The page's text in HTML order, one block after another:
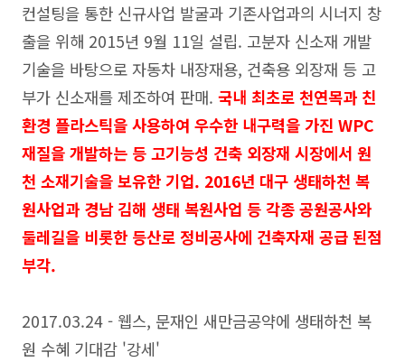
컨설팅을 통한 신규사업 발굴과 기존사업과의 시너지 창
출을 위해 2015년 9월 11일 설립. 고분자 신소재 개발
기술을 바탕으로 자동차 내장재용, 건축용 외장재 등 고
부가 신소재를 제조하여 판매. 국내 최초로 천연목과 친
환경 플라스틱을 사용하여 우수한 내구력을 가진 WPC
재질을 개발하는 등 고기능성 건축 외장재 시장에서 원
천 소재기술을 보유한 기업. 2016년 대구 생태하천 복
원사업과 경남 김해 생태 복원사업 등 각종 공원공사와
둘레길을 비롯한 등산로 정비공사에 건축자재 공급 된점
부각.
2017.03.24 - 웹스, 문재인 새만금공약에 생태하천 복
원 수혜 기대감 '강세'